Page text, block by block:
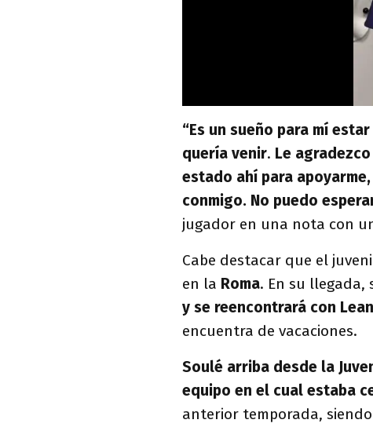
“Es un sueño para mí
quería venir. Le
estado ahí para
conmigo. No puedo
jugador en una nota con
Cabe destacar que el
en la Roma. En su llegada,
y se reencontrará con
encuentra de vacaciones.
Soulé arriba desde la
equipo en el cual estaba
anterior temporada,